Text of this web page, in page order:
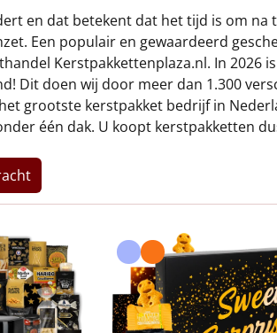
en dat betekent dat het tijd is om
Een populair en gewaardeerd
Kerstpakkettenplaza.nl. In
Dit doen wij door meer dan 1.300
grootste kerstpakket bedrijf in
één dak. U koopt kerstpakketten